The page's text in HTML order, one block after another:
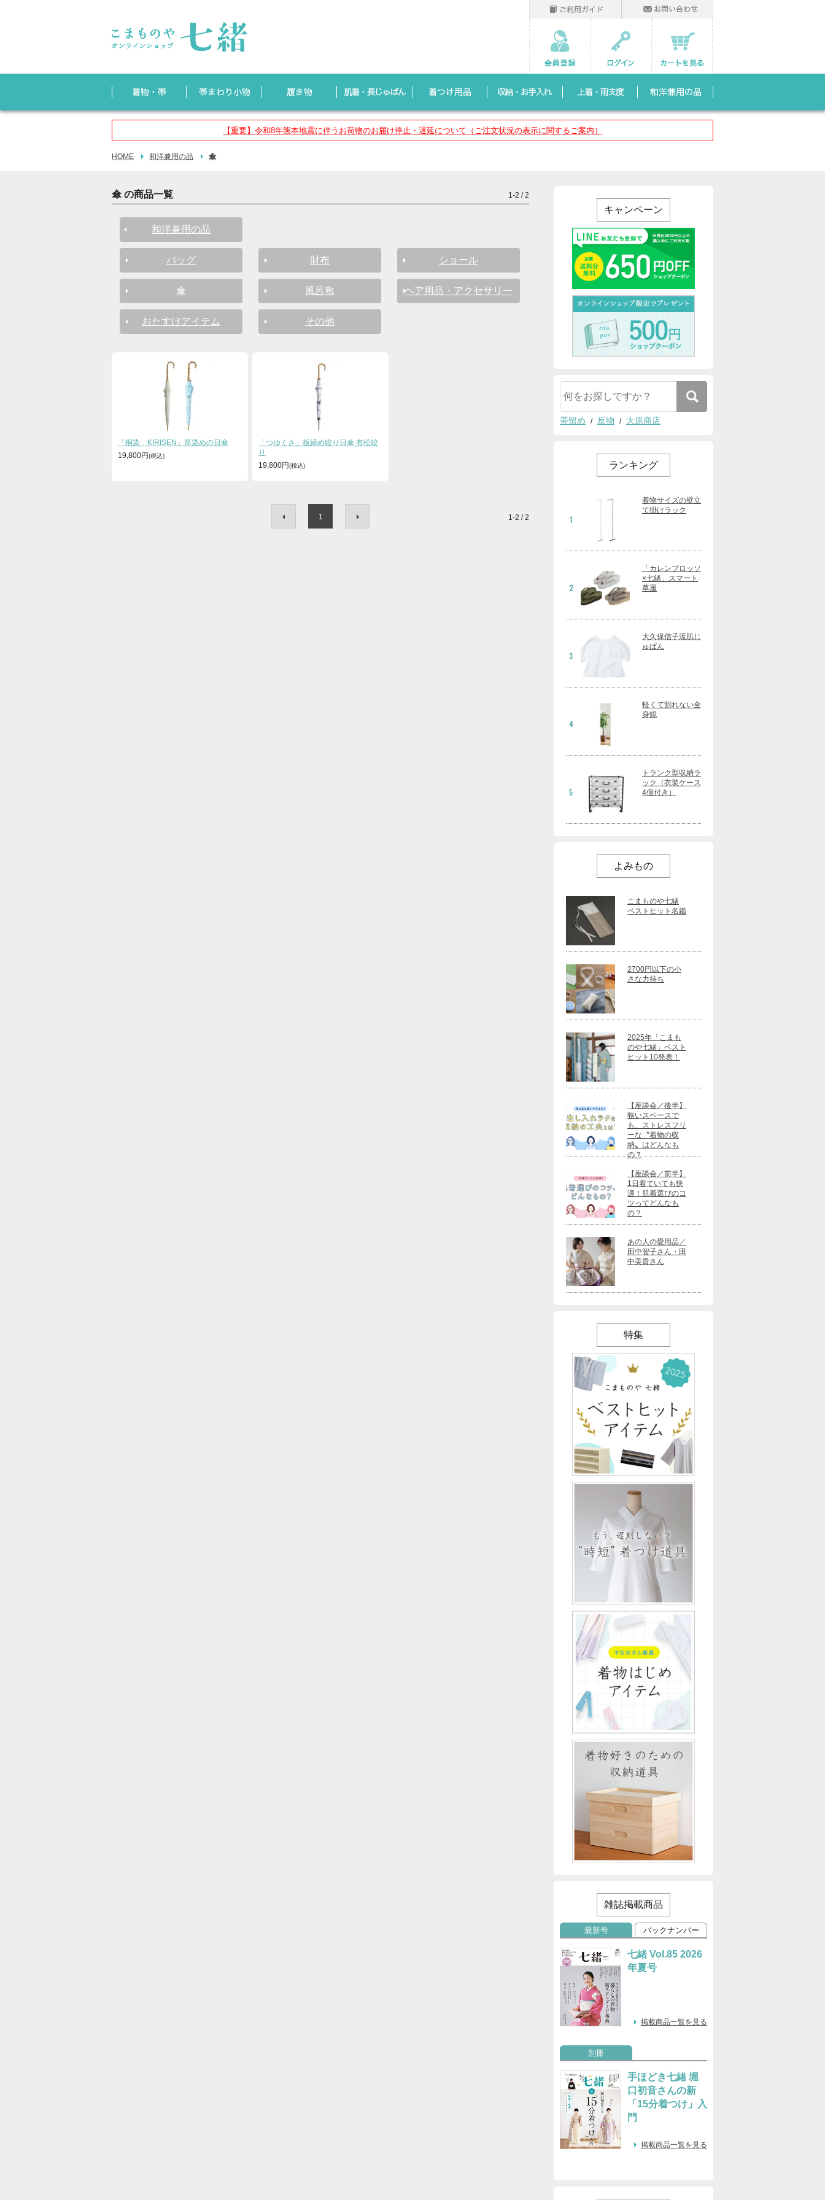
【重要】令和8年熊本地震に伴うお荷物のお届け停止・遅延について（ご注文状況の表示に関するご案内）
HOME 和洋兼用の品 傘
傘 の商品一覧 1-2 / 2
和洋兼用の品
バッグ 財布 ショール
傘 風呂敷 ヘア用品・アクセサリー
おたすけアイテム その他
「桐染 KIRISEN」筒染めの日傘
19,800円
「つゆくさ」板締め絞り日傘 有松絞
り
19,800円
1 1-2 / 2
キャンペーン
帯留め 反物 大原商店
ランキング
1
着物サイズの壁立
て掛けラック
2
「カレンブロッソ
×七緒」スマート
草履
3
大久保信子流肌じ
ゅばん
4
軽くて割れない全
身鏡
5
トランク型収納ラ
ック（衣装ケース
4個付き）
よみもの
こまものや七緒
ベストヒット名鑑
2700円以下の小
さな力持ち
2025年「こまも
のや七緒」ベスト
ヒット10発表！
【座談会／後半】
狭いスペースで
も、ストレスフリ
ーな〝着物の収
納〟はどんなも
の？
【座談会／前半】
1日着ていても快
適！肌着選びのコ
ツってどんなも
の？
あの人の愛用品／
田中智子さん・田
中美貴さん
特集
雑誌掲載商品
最新号
七緒 Vol.85 2026
年夏号
掲載商品一覧を見る
バックナンバー
別冊
手ほどき七緒 堀
口初音さんの新
「15分着つけ」入
門
掲載商品一覧を見る